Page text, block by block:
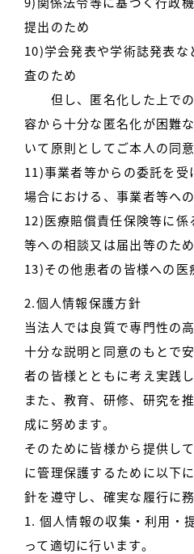
提出のため
10)学会発表や学術誌発表
査のため
但し、匿名化した上での
容から十分な匿名化が困難
いて原則としてご本人の同
11)事業者等からの委託を
場合における、事業者等へ
12)医療賠償責任保険等に
等への相談又は届出等のため
13)その他患者の皆様への
2.個人情報保護方針
当法人では良質で専門性の
十分な説明と同意のもとで
者の皆様とともに考え実践し
また、教育、研修、研究を
成に努めます。
そのために皆様から提供し
に管理保護するために以下
針を遵守し、確実な履行に
1. 個人情報の収集・利用・
って適切に行います。